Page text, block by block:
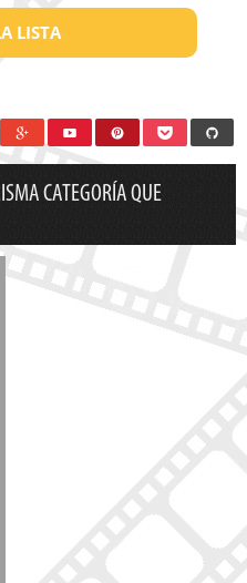
LISTA
CATEGORÍA QUE